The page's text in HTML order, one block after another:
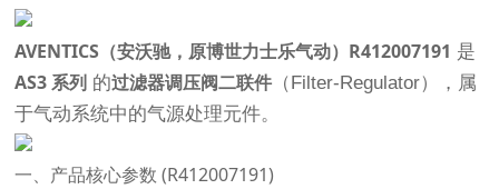
AVENTICS（安沃驰，原博世力士乐气动）R412007191 是
AS3 系列 的过滤器调压阀二联件 （Filter-Regulator），属
于气动系统中的气源处理元件。
一、产品核心参数 (R412007191)